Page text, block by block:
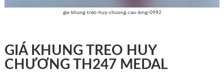
gia-khung-treo-huy-chuong-cau-long-0992
GIÁ KHUNG TREO HUY
CHƯƠNG TH247 MEDAL